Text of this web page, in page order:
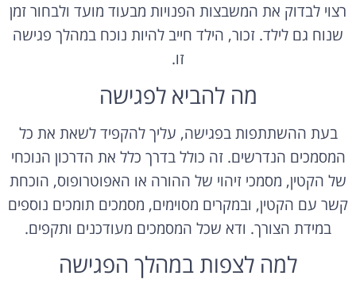
רצוי לבדוק את המשבצות הפנויות מבעוד מועד ולבחור זמן
שנוח גם לילד. זכור, הילד חייב להיות נוכח במהלך פגישה
זו.
מה להביא לפגישה
בעת ההשתתפות בפגישה, עליך להקפיד לשאת את כל
המסמכים הנדרשים. זה כולל בדרך כלל את הדרכון הנוכחי
של הקטין, מסמכי זיהוי של ההורה או האפוטרופוס, הוכחת
קשר עם הקטין, ובמקרים מסוימים, מסמכים תומכים נוספים
במידת הצורך. ודא שכל המסמכים מעודכנים ותקפים.
למה לצפות במהלך הפגישה